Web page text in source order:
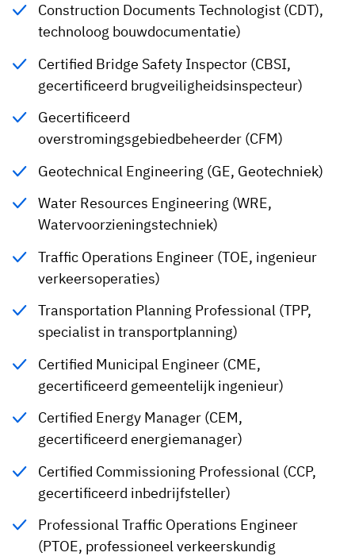
Construction Documents Technologist (CDT),
technoloog bouwdocumentatie)
Certified Bridge Safety Inspector (CBSI,
gecertificeerd brugveiligheidsinspecteur)
Gecertificeerd
overstromingsgebiedbeheerder (CFM)
Geotechnical Engineering (GE, Geotechniek)
Water Resources Engineering (WRE,
Watervoorzieningstechniek)
Traffic Operations Engineer (TOE, ingenieur
verkeersoperaties)
Transportation Planning Professional (TPP,
specialist in transportplanning)
Certified Municipal Engineer (CME,
gecertificeerd gemeentelijk ingenieur)
Certified Energy Manager (CEM,
gecertificeerd energiemanager)
Certified Commissioning Professional (CCP,
gecertificeerd inbedrijfsteller)
Professional Traffic Operations Engineer
(PTOE, professioneel verkeerskundig